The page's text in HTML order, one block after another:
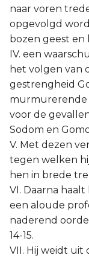
naar voren
opgevolgd
bozen geest en
IV. een
het volgen van
gestrengheid
murmurerende
voor de
Sodom en
V. Met dezen
tegen welken
hen in brede
VI. Daarna
een aloude
naderend
14-15.
VII. Hij weidt uit